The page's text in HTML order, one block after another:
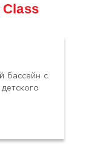
бассейн с